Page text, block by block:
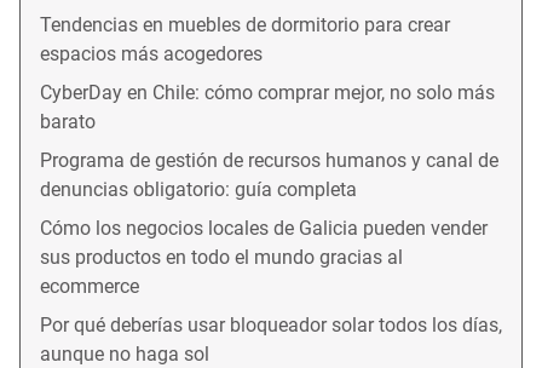
Tendencias en muebles de dormitorio para crear
espacios más acogedores
CyberDay en Chile: cómo comprar mejor, no solo más
barato
Programa de gestión de recursos humanos y canal de
denuncias obligatorio: guía completa
Cómo los negocios locales de Galicia pueden vender
sus productos en todo el mundo gracias al
ecommerce
Por qué deberías usar bloqueador solar todos los días,
aunque no haga sol